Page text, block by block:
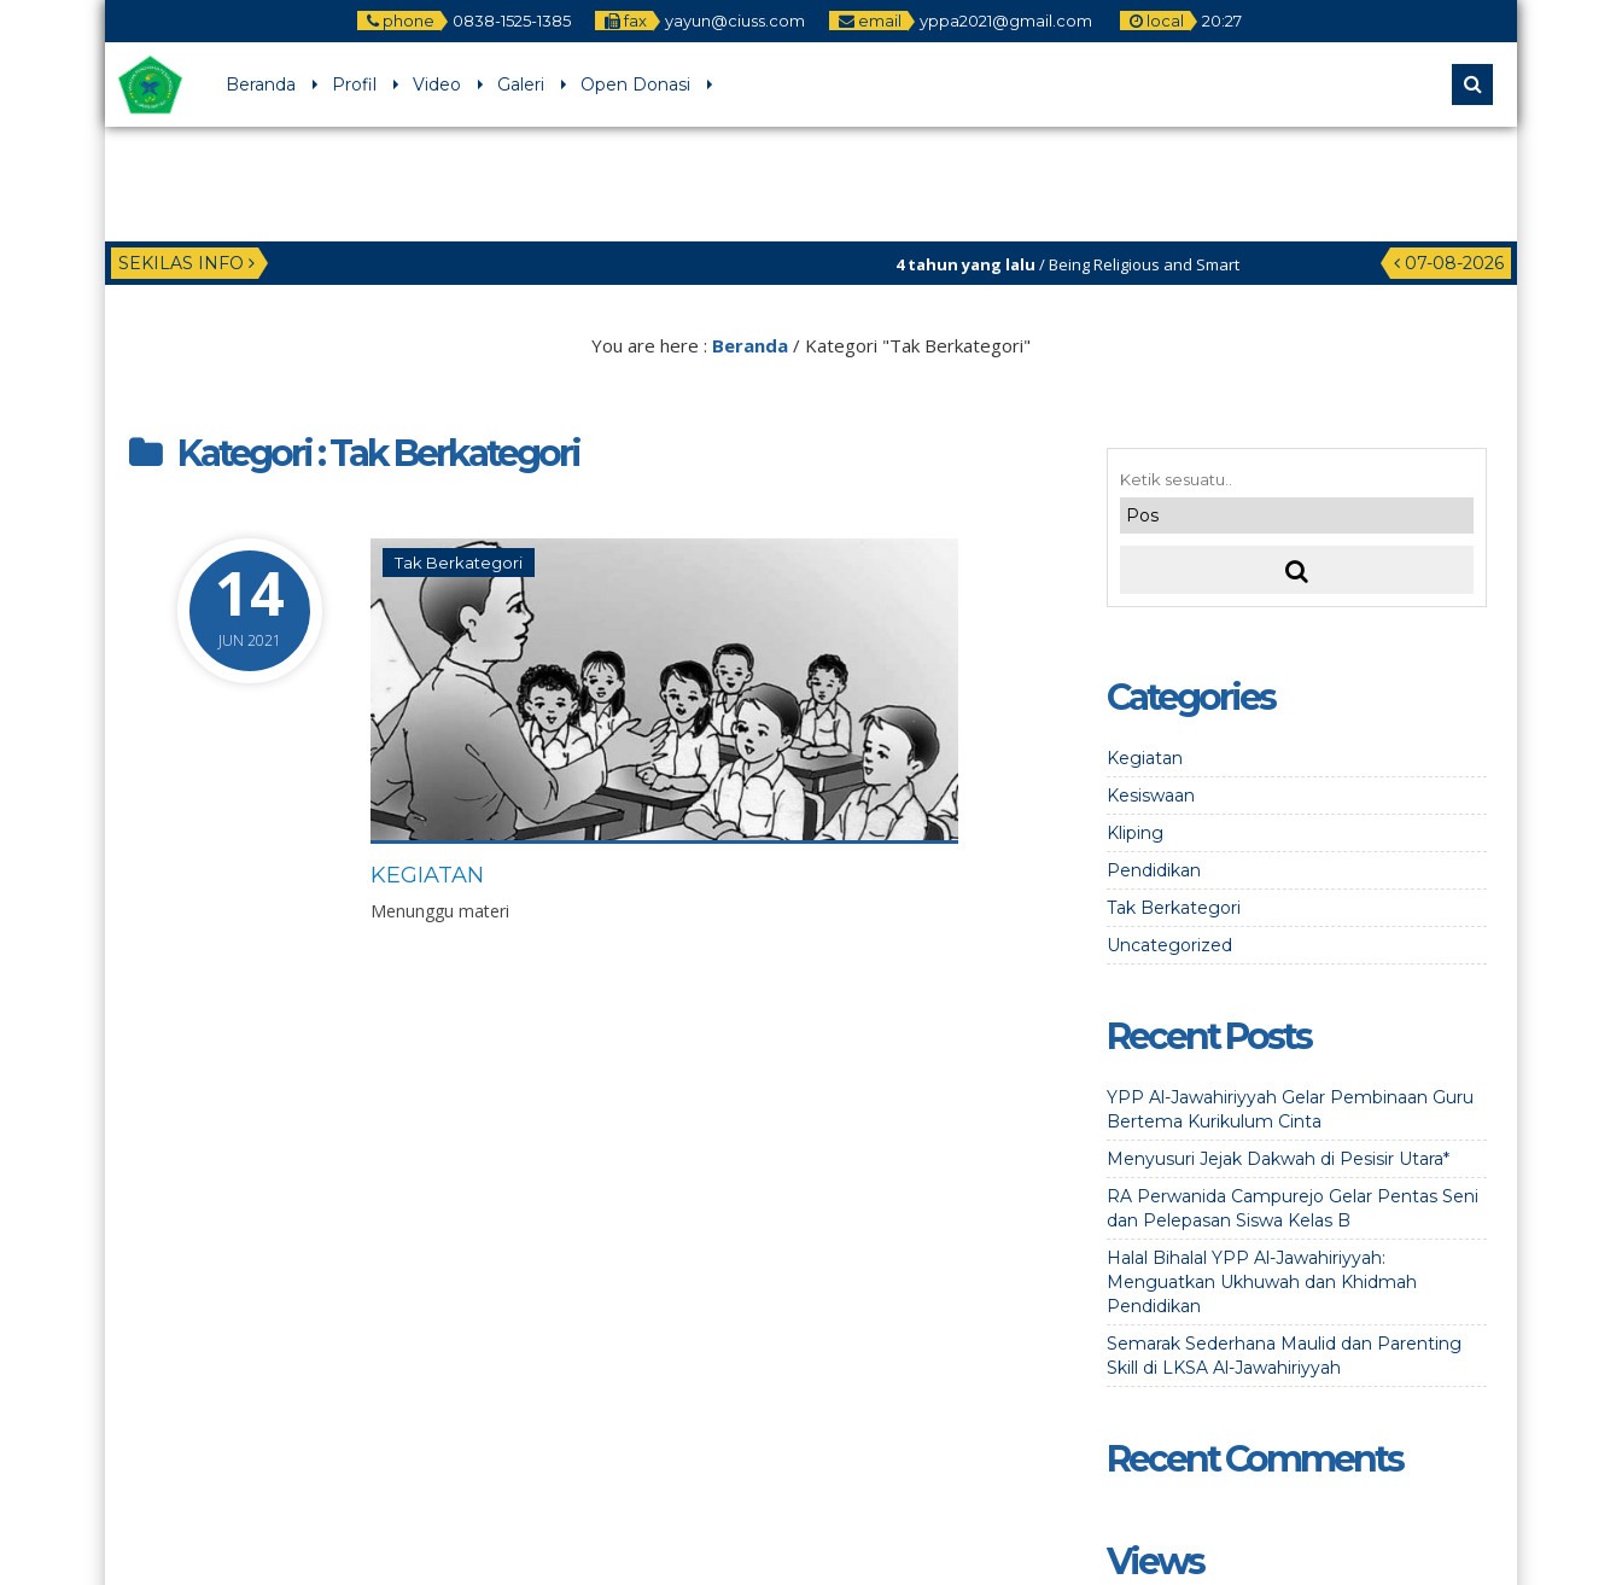
phone 0838-1525-1385 fax yayun@ciuss.com email yppa2021@gmail.com local 20:27
Beranda Profil Video Galeri Open Donasi
SEKILAS INFO 07-08-2026
4 tahun yang lalu/ Being Religious and Smart
You are here : Beranda / Kategori "Tak Berkategori"
Kategori : Tak Berkategori
14
JUN 2021
Tak Berkategori
KEGIATAN
Menunggu materi
Categories
Kegiatan
Kesiswaan
Kliping
Pendidikan
Tak Berkategori
Uncategorized
Recent Posts
YPP Al-Jawahiriyyah Gelar Pembinaan Guru
Bertema Kurikulum Cinta
Menyusuri Jejak Dakwah di Pesisir Utara*
RA Perwanida Campurejo Gelar Pentas Seni
dan Pelepasan Siswa Kelas B
Halal Bihalal YPP Al-Jawahiriyyah:
Menguatkan Ukhuwah dan Khidmah
Pendidikan
Semarak Sederhana Maulid dan Parenting
Skill di LKSA Al-Jawahiriyyah
Recent Comments
Views